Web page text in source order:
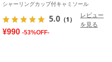
シャーリングカップ付キャミソール
5.0 （1）
レビュー
を見る
¥990 -53%OFF-